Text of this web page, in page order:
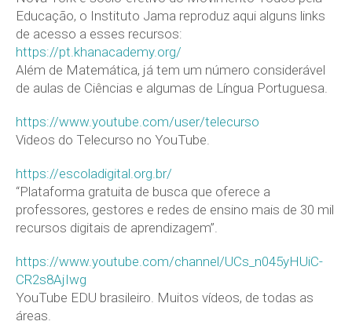
Educação, o Instituto Jama reproduz aqui alguns links
de acesso a esses recursos:
https://pt.khanacademy.org/
Além de Matemática, já tem um número considerável
de aulas de Ciências e algumas de Língua Portuguesa.
https://www.youtube.com/user/telecurso
Videos do Telecurso no YouTube.
https://escoladigital.org.br/
“Plataforma gratuita de busca que oferece a
professores, gestores e redes de ensino mais de 30 mil
recursos digitais de aprendizagem”.
https://www.youtube.com/channel/UCs_n045yHUiC-
CR2s8AjIwg
YouTube EDU brasileiro. Muitos vídeos, de todas as
áreas.